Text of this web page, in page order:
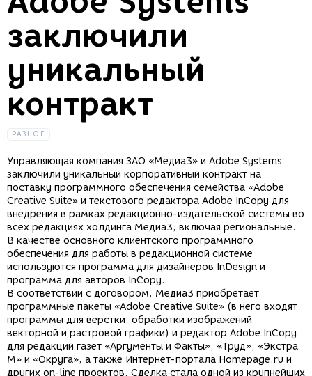
заключили
уникальный
контракт
РАЗНОЕ
Управляющая компания ЗАО «Медиа3» и Adobe Systems
заключили уникальный корпоративный контракт на
поставку программного обеспечения семейства «Adobe
Creative Suite» и текстового редактора Adobe InCopy для
внедрения в рамках редакционно-издательской системы во
всех редакциях холдинга Медиа3, включая региональные.
В качестве основного клиентского программного
обеспечения для работы в редакционной системе
используются программа для дизайнеров InDesign и
программа для авторов InCopy.
В соответствии с договором, Медиа3 приобретает
программные пакеты «Adobe Creative Suite» (в него входят
программы для верстки, обработки изображений
векторной и растровой графики) и редактор Adobe InCopy
для редакций газет «Аргументы и Факты», «Труд», «Экстра
М» и «Округа», а также Интернет-портала Homepage.ru и
других on-line проектов. Сделка стала одной из крупнейших